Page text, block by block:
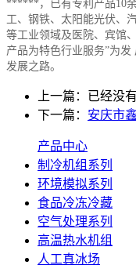
******，已有专利产品10
工、钢铁、太阳能光伏、
等工业领域及医院、宾馆
产品为特色行业服务”为
发展之路。
上一篇：已经没
下一篇： 安庆市
产品中心
制冷机组系列
环境模拟系列
食品冷冻冷藏
空气处理系列
高温热水机组
人工真冰场